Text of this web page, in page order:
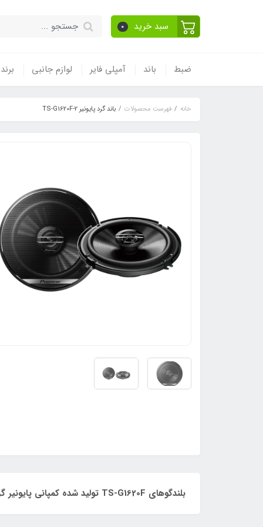
سبد خرید 0
ضبط باند آمپلی فایر لوازم جانبی
خانه فهرست محصولات باند گرد پایونیر TS-G1620F-2
بلندگوهای TS-G1620F تولید شده کمپانی پایونیر گزینه های بسیار مناسبی برای جایگزین کردن مجموعه ی بلندگوهای قدیمی هستند.